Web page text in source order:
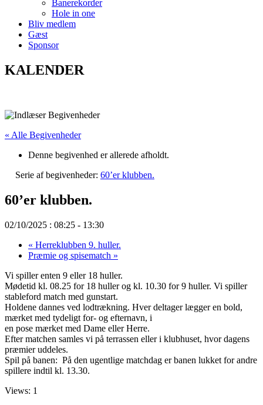
Banerekorder
Hole in one
Bliv medlem
Gæst
Sponsor
KALENDER
« Alle Begivenheder
Denne begivenhed er allerede afholdt.
Serie af begivenheder: 60’er klubben.
60’er klubben.
02/10/2025 : 08:25 - 13:30
« Herreklubben 9. huller.
Præmie og spisematch »
Vi spiller enten 9 eller 18 huller.
Mødetid kl. 08.25 for 18 huller og kl. 10.30 for 9 huller. Vi spiller
stableford match med gunstart.
Holdene dannes ved lodtrækning. Hver deltager lægger en bold,
mærket med tydeligt for- og efternavn, i
en pose mærket med Dame eller Herre.
Efter matchen samles vi på terrassen eller i klubhuset, hvor dagens
præmier uddeles.
Spil på banen: På den ugentlige matchdag er banen lukket for andre
spillere indtil kl. 13.30.
Views: 1